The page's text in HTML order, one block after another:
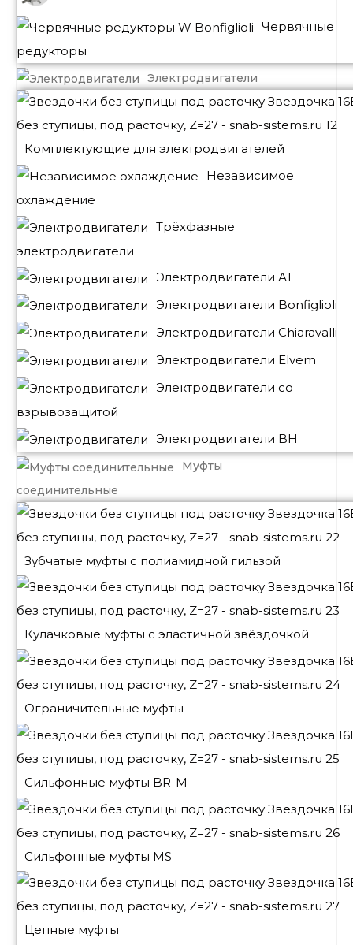
Червячные
редукторы
Электродвигатели
Комплектующие для электродвигателей
Независимое
охлаждение
Трёхфазные
электродвигатели
Электродвигатели АТ
Электродвигатели Bonfiglioli
Электродвигатели Chiaravalli
Электродвигатели Elvem
Электродвигатели со
взрывозащитой
Электродвигатели BH
Муфты
соединительные
Зубчатые муфты с полиамидной гильзой
Кулачковые муфты с эластичной звёздочкой
Ограничительные муфты
Сильфонные муфты BR-M
Сильфонные муфты MS
Цепные муфты